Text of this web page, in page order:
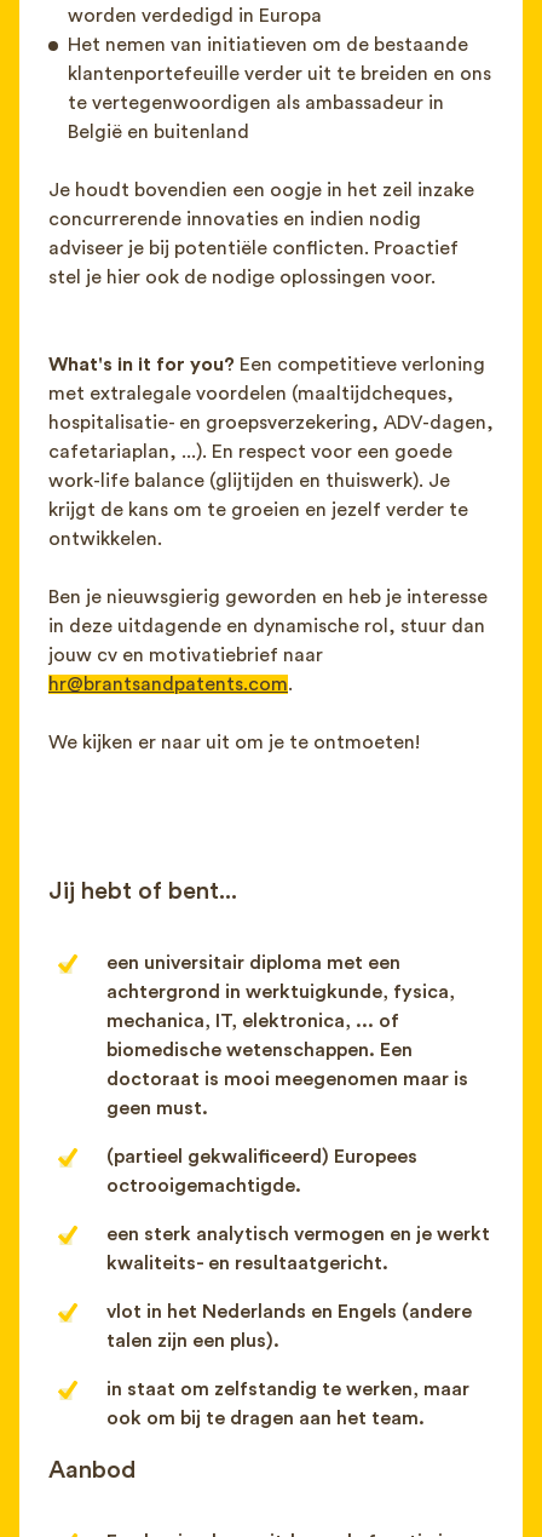
worden verdedigd in Europa
Het nemen van initiatieven om de bestaande
klantenportefeuille verder uit te breiden en ons
te vertegenwoordigen als ambassadeur in
België en buitenland
Je houdt bovendien een oogje in het zeil inzake
concurrerende innovaties en indien nodig
adviseer je bij potentiële conflicten. Proactief
stel je hier ook de nodige oplossingen voor.
What's in it for you? Een competitieve verloning
met extralegale voordelen (maaltijdcheques,
hospitalisatie- en groepsverzekering, ADV-dagen,
cafetariaplan, ...). En respect voor een goede
work-life balance (glijtijden en thuiswerk). Je
krijgt de kans om te groeien en jezelf verder te
ontwikkelen.
Ben je nieuwsgierig geworden en heb je interesse
in deze uitdagende en dynamische rol, stuur dan
jouw cv en motivatiebrief naar
hr@brantsandpatents.com.
We kijken er naar uit om je te ontmoeten!
Jij hebt of bent...
een universitair diploma met een
achtergrond in werktuigkunde, fysica,
mechanica, IT, elektronica, ... of
biomedische wetenschappen. Een
doctoraat is mooi meegenomen maar is
geen must.
(partieel gekwalificeerd) Europees
octrooigemachtigde.
een sterk analytisch vermogen en je werkt
kwaliteits- en resultaatgericht.
vlot in het Nederlands en Engels (andere
talen zijn een plus).
in staat om zelfstandig te werken, maar
ook om bij te dragen aan het team.
Aanbod